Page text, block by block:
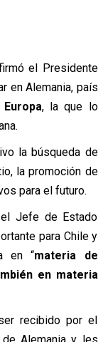
el Presidente
en Alemania, país
, la que lo
la búsqueda de
la promoción de
para el futuro.
Jefe de Estado
para Chile y
en “materia de
en materia
recibido por el
Alemania y les